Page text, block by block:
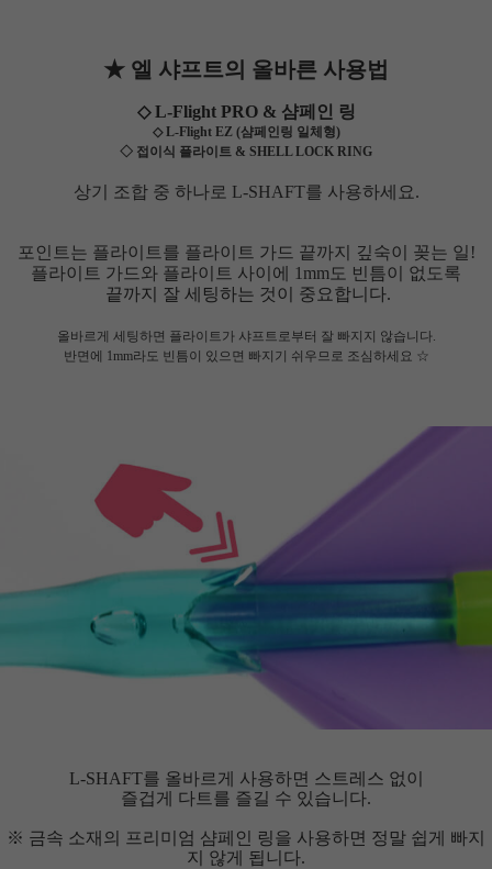
★ 엘 샤프트의 올바른 사용법
◇ L-Flight PRO & 샴페인 링
◇ L-Flight EZ (샴페인링 일체형)
◇ 접이식 플라이트 & SHELL LOCK RING
상기 조합 중 하나로 L-SHAFT를 사용하세요.
포인트는 플라이트를 플라이트 가드 끝까지 깊숙이 꽂는 일!
플라이트 가드와 플라이트 사이에 1mm도 빈틈이 없도록
끝까지 잘 세팅하는 것이 중요합니다.
올바르게 세팅하면 플라이트가 샤프트로부터 잘 빠지지 않습니다.
반면에 1mm라도 빈틈이 있으면 빠지기 쉬우므로 조심하세요 ☆
L-SHAFT를 올바르게 사용하면 스트레스 없이
즐겁게 다트를 즐길 수 있습니다.
※ 금속 소재의 프리미엄 샴페인 링을 사용하면 정말 쉽게 빠지
지 않게 됩니다.